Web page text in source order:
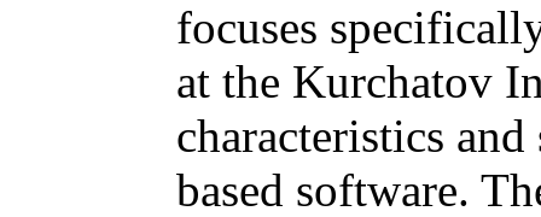
focuses
at the Kurchatov
characteristics
based software.